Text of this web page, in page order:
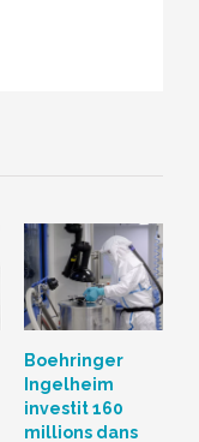
Boehringer
Ingelheim
investit 160
millions dans